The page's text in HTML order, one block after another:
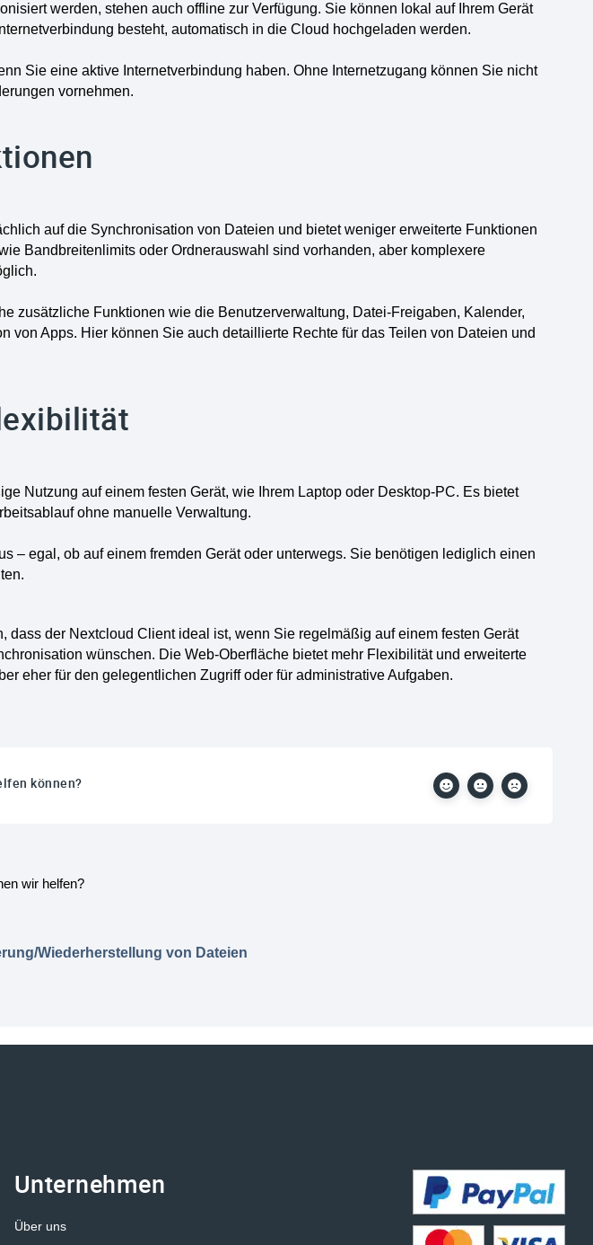
werden, stehen auch offline zur Verfügung. Sie können lokal auf Ihrem Gerät
besteht, automatisch in die Cloud hochgeladen werden.
Sie eine aktive Internetverbindung haben. Ohne Internetzugang können Sie nicht
vornehmen.
auf die Synchronisation von Dateien und bietet weniger erweiterte Funktionen
Bandbreitenlimits oder Ordnerauswahl sind vorhanden, aber komplexere
zusätzliche Funktionen wie die Benutzerverwaltung, Datei-Freigaben, Kalender,
von Apps. Hier können Sie auch detaillierte Rechte für das Teilen von Dateien und
Nutzung auf einem festen Gerät, wie Ihrem Laptop oder Desktop-PC. Es bietet
ohne manuelle Verwaltung.
– egal, ob auf einem fremden Gerät oder unterwegs. Sie benötigen lediglich einen
dass der Nextcloud Client ideal ist, wenn Sie regelmäßig auf einem festen Gerät
wünschen. Die Web-Oberfläche bietet mehr Flexibilität und erweiterte
eher für den gelegentlichen Zugriff oder für administrative Aufgaben.
können?
wir helfen?
Wiederherstellung von Dateien
Unternehmen
Über uns